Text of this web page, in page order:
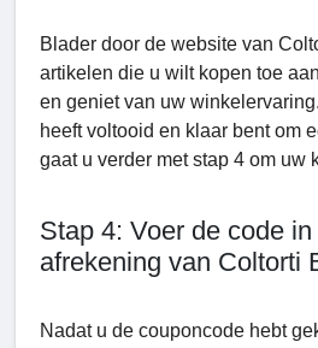
Blader door de website van
artikelen die u wilt kopen toe
en geniet van uw
heeft voltooid en klaar bent om
gaat u verder met stap 4 om uw
Stap 4: Voer de code
afrekening van Coltorti
Nadat u de couponcode hebt